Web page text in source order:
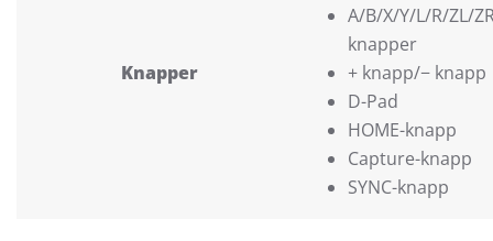
Knapper
A/B/X/Y/L/R/ZL/
knapper
+ knapp/− knapp
D-Pad
HOME-knapp
Capture-knapp
SYNC-knapp